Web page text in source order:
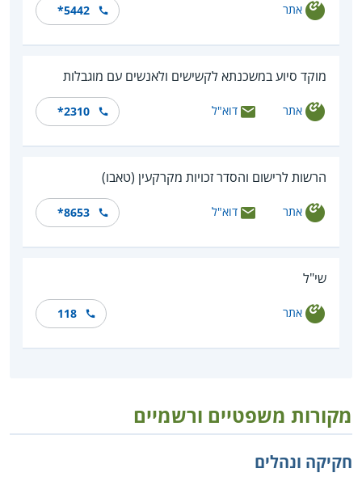
אתר *5442
מוקד סיוע במשכנתא לקשישים ולאנשים עם מוגבלות
אתר דוא"ל *2310
הרשות לרישום והסדר זכויות מקרקעין (טאבו)
אתר דוא"ל *8653
שי"ל
אתר 118
מקורות משפטיים ורשמיים
חקיקה ונהלים